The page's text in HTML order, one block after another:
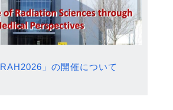
」の開催について